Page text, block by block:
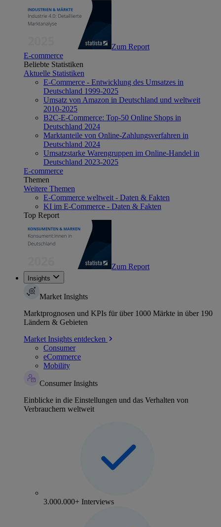
Zum Report
E-commerce
Beliebte Statistiken
Aktuelle Statistiken
E-Commerce - Entwicklung des Umsatzes in
Deutschland 1999-2025
Umsatz von Amazon in Deutschland und weltweit
2010-2025
B2C-E-Commerce: Top-50 Online Shops in
Deutschland 2024
Marktanteile von Online-Zahlungsverfahren in
Deutschland 2024
Umsatzstarke Warengruppen im Online-Handel in
Deutschland 2023-2025
E-commerce
Themen
Weitere Themen
E-Commerce weltweit - Daten & Fakten
KI im E-Commerce - Daten & Fakten
Top Report
Zum Report
Insights
Market Insights
Marktprognosen und KPIs für über 1000 Märkte in über 190
Ländern & Gebieten
Market Insights entdecken
Consumer
eCommerce
Mobility
Consumer Insights
Einblicke in die Einstellungen und das Verhalten von
Verbrauchern weltweit
3.000.000+ Interviews